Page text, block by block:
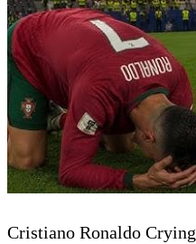
Cristiano Ronaldo Crying